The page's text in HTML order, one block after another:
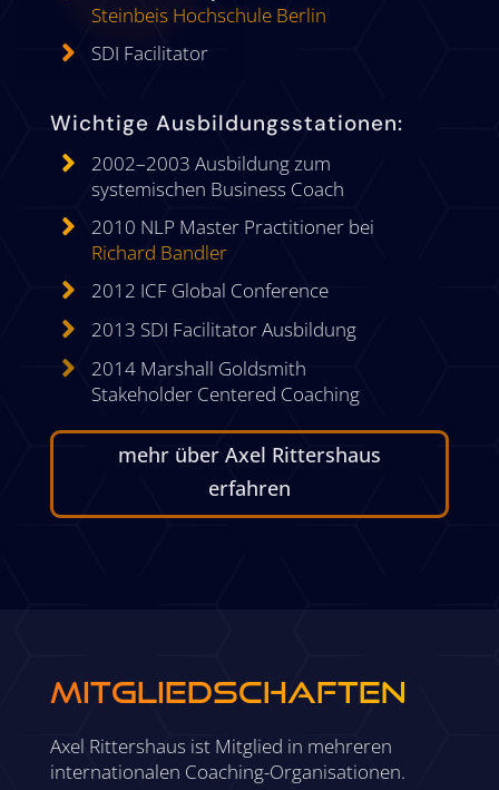
Steinbeis Hochschule Berlin
 SDI Facilitator
Wichtige Ausbildungsstationen:

2002–2003 Ausbildung zum
systemischen Business Coach

2010 NLP Master Practitioner bei
Richard Bandler
 2012 ICF Global Conference
 2013 SDI Facilitator Ausbildung

2014 Marshall Goldsmith
Stakeholder Centered Coaching
mehr über Axel Rittershaus
erfahren
MITGLIEDSCHAFTEN
Axel Rittershaus ist Mitglied in mehreren
internationalen Coaching-Organisationen.